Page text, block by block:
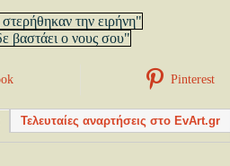
την ειρήνη"
βαστάει ο νους σου"
Pinterest
Τελευταίες αναρτήσεις στο EvArt.gr